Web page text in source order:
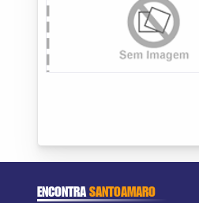
ENCONTRASANTOAMARO